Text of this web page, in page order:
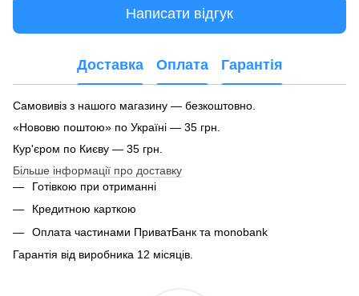
Написати відгук
Доставка Оплата Гарантія
Самовивіз з нашого магазину — безкоштовно.
«Нововю поштою» по Україні — 35 грн.
Кур'єром по Києву — 35 грн.
Більше інформації про доставку
Готівкою при отриманні
Кредитною карткою
Оплата частинами ПриватБанк та monobank
Гарантія від виробника 12 місяців.